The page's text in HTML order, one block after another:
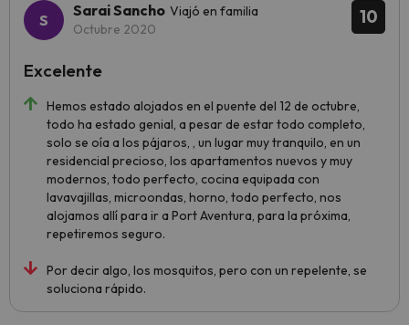
10
Sarai Sancho Viajó en familia
Octubre 2020
Hemos estado alojados en el puente del 12 de octubre,
todo ha estado genial, a pesar de estar todo completo,
solo se oía a los pájaros, , un lugar muy tranquilo, en un
residencial precioso, los apartamentos nuevos y muy
modernos, todo perfecto, cocina equipada con
lavavajillas, microondas, horno, todo perfecto, nos
alojamos allí para ir a Port Aventura, para la próxima,
repetiremos seguro.
Por decir algo, los mosquitos, pero con un repelente, se
soluciona rápido.
Excelente